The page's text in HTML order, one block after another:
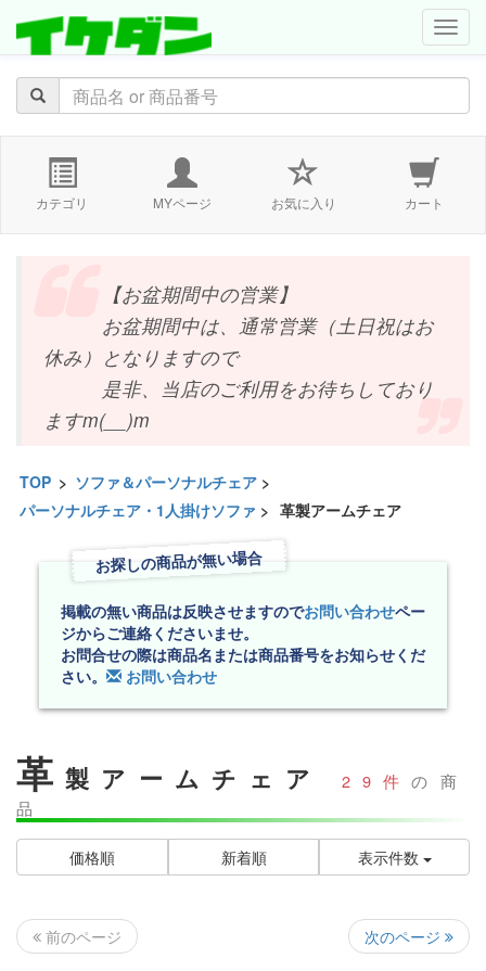
カテゴリ MYページ お気に入り カート
【お盆期間中の営業】
お盆期間中は、通常営業（土日祝はお
休み）となりますので
是非、当店のご利用をお待ちしており
ますm(__)m
TOP > ソファ＆パーソナルチェア >
パーソナルチェア・1人掛けソファ > 革製アームチェア
お探しの商品が無い場合
掲載の無い商品は反映させますのでお問い合わせペー
ジからご連絡くださいませ。
お問合せの際は商品名または商品番号をお知らせくだ
さい。
お問い合わせ
革製アームチェア 29件の商
品
価格順 新着順 表示件数
前のページ 次のページ